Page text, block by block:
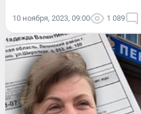
10 ноября, 2023, 09:00 1 089